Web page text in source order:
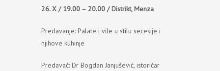
26. X / 19.00 – 20.00 / Distrikt, Menza
Predavanje: Palate i vile u stilu secesije i
njihove kuhinje
Predavač: Dr Bogdan Janjušević, istoričar